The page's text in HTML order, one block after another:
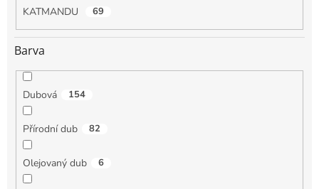
KATMANDU 69
Barva
Dubová 154
Přírodní dub 82
Olejovaný dub 6